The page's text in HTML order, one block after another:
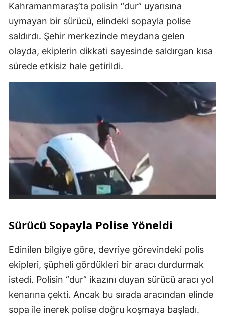
Kahramanmaraş’ta polisin “dur” uyarısına
uymayan bir sürücü, elindeki sopayla polise
saldırdı. Şehir merkezinde meydana gelen
olayda, ekiplerin dikkati sayesinde saldırgan kısa
sürede etkisiz hale getirildi.
Sürücü Sopayla Polise Yöneldi
Edinilen bilgiye göre, devriye görevindeki polis
ekipleri, şüpheli gördükleri bir aracı durdurmak
istedi. Polisin “dur” ikazını duyan sürücü aracı yol
kenarına çekti. Ancak bu sırada aracından elinde
sopa ile inerek polise doğru koşmaya başladı.